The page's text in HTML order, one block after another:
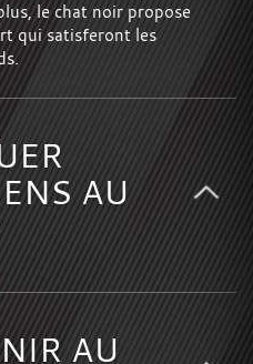
le chat noir propose
qui satisferont les
AU
AU